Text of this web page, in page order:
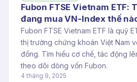
Fubon FTSE Vietnam ETF:
đang mua VN-Index thế
Fubon FTSE Vietnam ETF là quỹ
thị trường chứng khoán Việt Nam
đồng. Tìm hiểu cơ chế, tác động
theo dõi dòng vốn Fubon.
4 tháng 9, 2025